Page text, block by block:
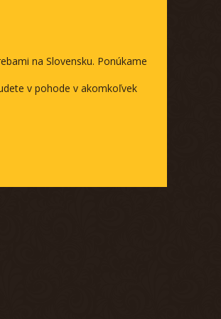
na Slovensku. Ponúkame
v pohode v akomkoľvek